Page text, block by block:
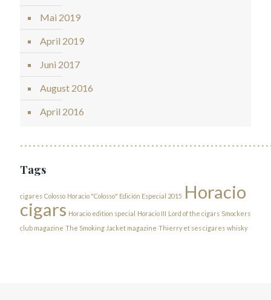
Mai 2019
April 2019
Juni 2017
August 2016
April 2016
Tags
cigares Colosso Horacio "Colosso" Edición Especial 2015 Horacio
cigars Horacio edition special Horacio III Lord of the cigars Smockers
club magazine The Smoking Jacket magazine Thierry et ses cigares whisky